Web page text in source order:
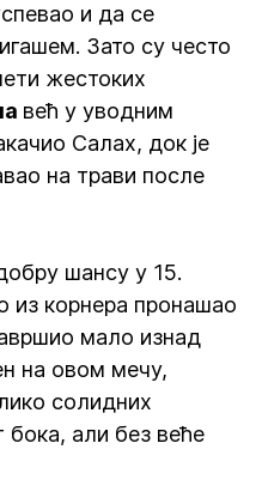
и да се
Зато су често
жестоких
већ у уводним
Салах, док је
на трави после
шансу у 15.
из корнера пронашао
мало изнад
на овом мечу,
солидних
бока, али без веће